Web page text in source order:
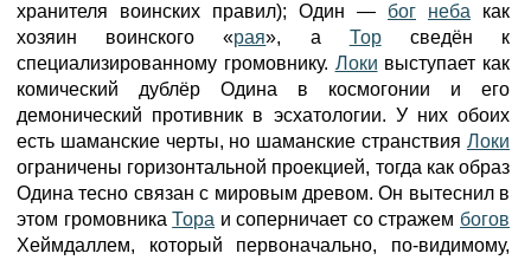
хранителя воинских правил); Один — бог неба как
хозяин воинского «рая», а Торсведён к
специализированному громовнику. Локи выступает как
комический дублёр Одина в космогонии и его
демонический противник в эсхатологии. У них обоих
есть шаманские черты, но шаманские странствия Локи
ограничены горизонтальной проекцией, тогда как образ
Одина тесно связан с мировым древом. Он вытеснил в
этом громовникаТора и соперничает со стражем богов
Хеймдаллем, который первоначально, по-видимому,